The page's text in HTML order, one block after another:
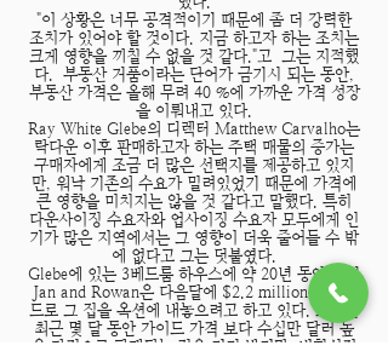
"이 상황은 너무 공격적이기 때문에 좀 더 강력한
조치가 있어야 할 것이다. 지금 하고자 하는 조치는
크게 영향을 끼칠 수 없을 것 같다."고 그는 지적했
다. 부동산 거품이라는 단어가 금기시 되는 동안,
부동산 가격은 올해 무려 40 %에 가까운 가격 성장
을 이뤄내고 있다.
Ray White Glebe의 디렉터 Matthew Carvalho는
락다운 이후 판매하고자 하는 주택 매물의 증가는
구매자에게 조금 더 많은 선택지를 제공하고 있지
만, 워낙 기존의 수요가 밀려있었기 때문에 가격에
큰 영향을 미치지는 않을 것 같다고 말했다. 특히
다운사이징 수요자와 업사이징 수요자 모두에게 인
기가 많은 지역에서는 그 영향이 더욱 줄어들 수 밖
에 없다고 그는 덧붙였다.
Glebe에 있는 3베드룸 하우스에 약 20년 동안 살던
Jan and Rowan은 다음달에 $2.2 million을 가이
드로 그 집을 옥션에 내놓으려고 하고 있다. 그들은
최근 몇 달 동안 가이드 가격 보다 수십만 달러 높
은 가격으로 판매되는 것을 지켜 봤지만, 비현실적